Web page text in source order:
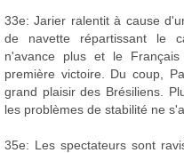
33e: Jarier ralentit à cause
de navette répartissant le
n'avance plus et le
première victoire. Du coup,
grand plaisir des Brésiliens.
les problèmes de stabilité ne
35e: Les spectateurs sont